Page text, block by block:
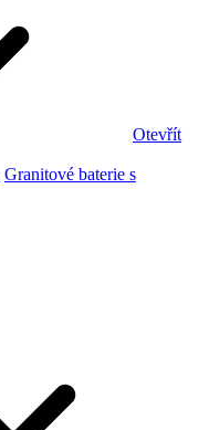
Otevřít
Granitové baterie s